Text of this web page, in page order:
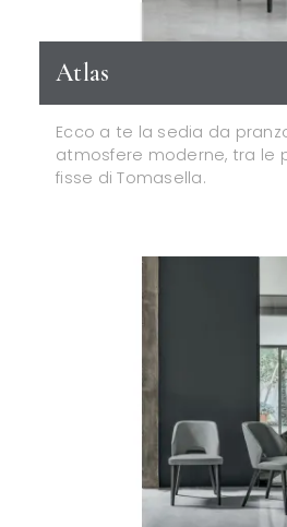
Atlas
Ecco a te la sedia da
atmosfere moderne, tra le
fisse di Tomasella.